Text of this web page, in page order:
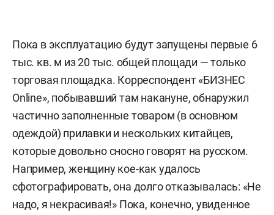
Пока в эксплуатацию будут запущены первые 6
тыс. кв. м из 20 тыс. общей площади — только
торговая площадка. Корреспондент «БИЗНЕС
Online», побывавший там накануне, обнаружил
частично заполненные товаром (в основном
одеждой) прилавки и нескольких китайцев,
которые довольно сносно говорят на русском.
Например, женщину кое-как удалось
сфотографировать, она долго отказывалась: «Не
надо, я некрасивая!» Пока, конечно, увиденное